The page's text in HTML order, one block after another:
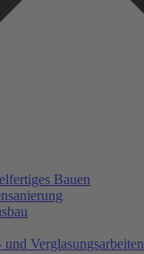
Bauen
und Verglasungsarbeiten